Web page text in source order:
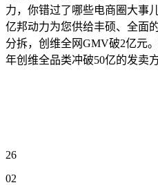
力，你错过了哪些电商圈大事
亿邦动力为您供给丰硕、全面
分拆，创维全网GMV破2亿元
年创维全品类冲破50亿的发卖
26
02